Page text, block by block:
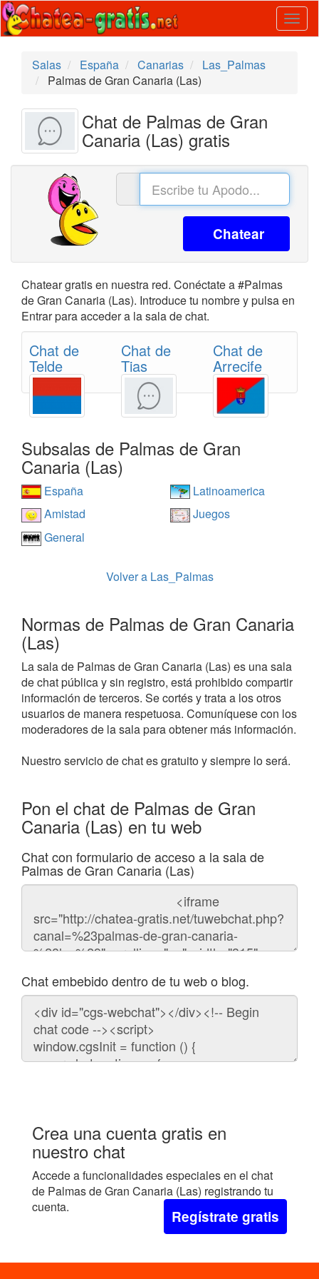
Salas
España Canarias
Las_Palmas
Palmas de Gran Canaria (Las)
Chat de Palmas de Gran
Canaria (Las) gratis
Chatear
Chatear gratis en nuestra red. Conéctate a #Palmas
de Gran Canaria (Las). Introduce tu nombre y pulsa en
Entrar para acceder a la sala de chat.
Chat de
Telde
Chat de
Tias
Chat de
Arrecife
Subsalas de Palmas de Gran
Canaria (Las)
España
Latinoamerica
Amistad
Juegos
General
Volver a Las_Palmas
Normas de Palmas de Gran Canaria
(Las)
La sala de Palmas de Gran Canaria (Las) es una sala
de chat pública y sin registro, está prohibido compartir
información de terceros. Se cortés y trata a los otros
usuarios de manera respetuosa. Comuníquese con los
moderadores de la sala para obtener más información.
Nuestro servicio de chat es gratuito y siempre lo será.
Pon el chat de Palmas de Gran
Canaria (Las) en tu web
Chat con formulario de acceso a la sala de
Palmas de Gran Canaria (Las)
Código
chat
Chat embebido dentro de tu web o blog.
Código
para
embeber
chat
Crea una cuenta gratis en
nuestro chat
Accede a funcionalidades especiales en el chat
de Palmas de Gran Canaria (Las) registrando tu
cuenta.
Regístrate gratis